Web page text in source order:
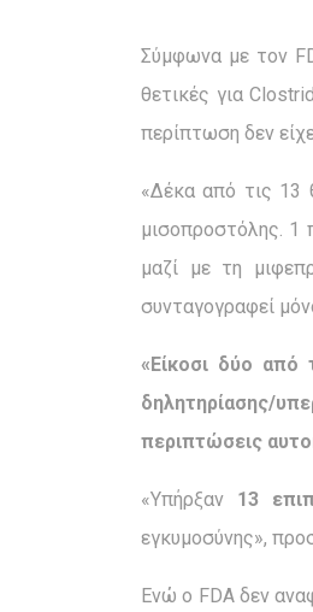
Σύμφωνα με τον
θετικές για
περίπτωση δεν
«Δέκα από τις 13
μισοπροστόλης. 1
μαζί με τη
συνταγογραφεί
«Είκοσι δύο από
δηλητηρίασης/
περιπτώσεις
«Υπήρξαν 13
εγκυμοσύνης»,
Ενώ ο FDA δεν